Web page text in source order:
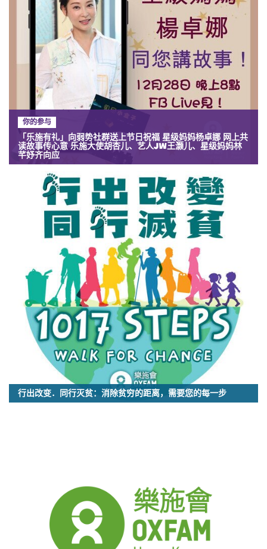
你的参与
「乐施有礼」向弱势社群送上节日祝福 星级妈妈杨卓娜 网上共
读故事传心意 乐施大使胡杏儿、艺人JW王灏儿、星级妈妈林
芊妤齐向应
行出改变．同行灭贫：消除贫穷的距离，需要您的每一步